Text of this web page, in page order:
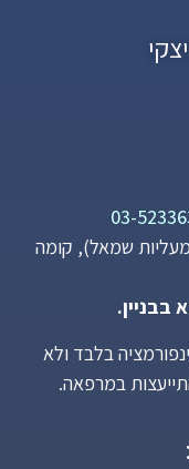
03-
דן, מעליות שמאל), קומה
בבניין.
בלבד ולא
במרפאה.